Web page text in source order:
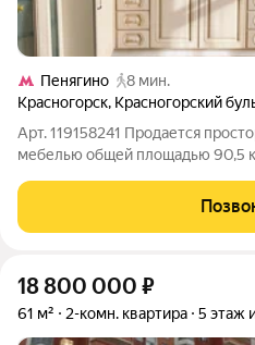
Пенягино
8 мин.
Красногорск, Красногорский
Арт. 119158241 Продается
мебелью общей площадью 90,5
вместительная гардеробная.
консъержем. Развитый
18 800 000 ₽
61 м² 2-комн. квартира 5 этаж